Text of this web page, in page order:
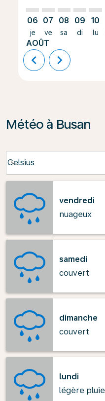
06
je
AOÛT
07
ve
08
sa
09
di
10
lu
chevron_left chevron_right
Météo à Busan
Celsius
keyboard_arrow_down
vendredi
nuageux
samedi
couvert
dimanche
couvert
lundi
légère pluie